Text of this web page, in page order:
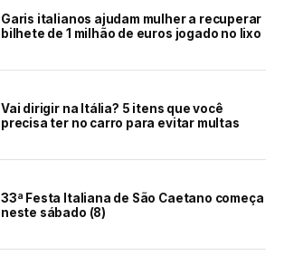
Garis italianos ajudam mulher a recuperar
bilhete de 1 milhão de euros jogado no lixo
Vai dirigir na Itália? 5 itens que você
precisa ter no carro para evitar multas
33ª Festa Italiana de São Caetano começa
neste sábado (8)